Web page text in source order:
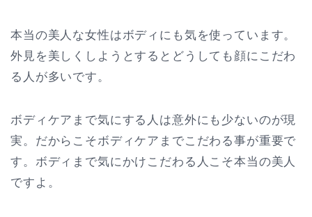
本当の美人な女性はボディにも気を使っています。
外見を美しくしようとするとどうしても顔にこだわ
る人が多いです。
ボディケアまで気にする人は意外にも少ないのが現
実。だからこそボディケアまでこだわる事が重要で
す。ボディまで気にかけこだわる人こそ本当の美人
ですよ。